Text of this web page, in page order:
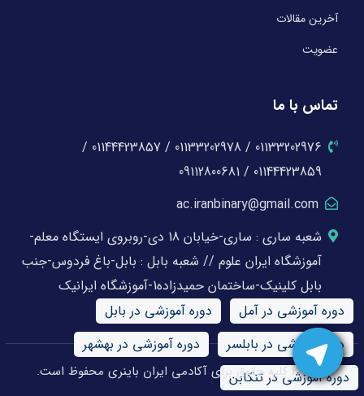
آخرین مقالات
عضویت
تماس با ما
01133202976 / 01133202978 / 01144423857 /
01144423859 / 09112800681
ac.iranbinary@gmail.com
شعبه ساری : ساری-خیابان 18 دی-روبروی ایستگاه معلم-
آموزشگاه ایران علوم // شعبه بابل : بابل-باغ فردوس-جنب
بابل کلینیک-ساختمان حمیدزاده1-آموزشگاه ایرانیک
دوره آموزشی در آمل
دوره آموزشی در بابل
دوره آموزشی در بابلسر
دوره آموزشی در بهشهر
دوره آموزشی در تنکابن
© 2026 کلیه حقوق برای آکادمی ایران باینری محفوظ است.